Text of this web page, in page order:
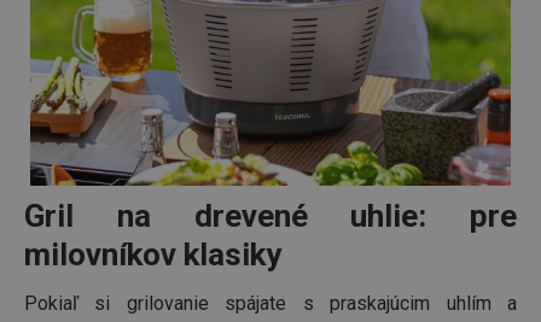
Gril na drevené uhlie: pre
milovníkov klasiky
Pokiaľ si grilovanie spájate s praskajúcim uhlím a